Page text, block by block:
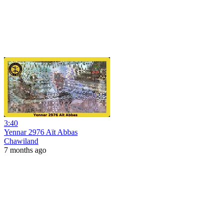
3:40
Yennar 2976 Aït Abbas
Chawiland
7 months ago